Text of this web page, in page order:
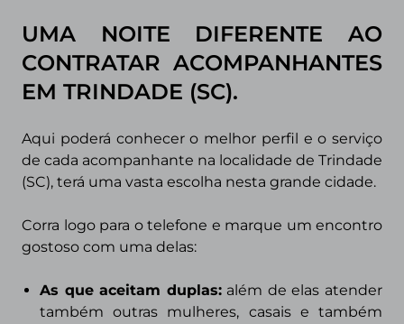
UMA NOITE DIFERENTE AO
CONTRATAR ACOMPANHANTES
EM TRINDADE (SC).
Aqui poderá conhecer o melhor perfil e o serviço
de cada acompanhante na localidade de Trindade
(SC), terá uma vasta escolha nesta grande cidade.
Corra logo para o telefone e marque um encontro
gostoso com uma delas:
As que aceitam duplas:além de elas atender
também outras mulheres, casais e também